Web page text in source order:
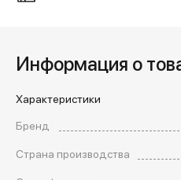
ПОКУПАТЕЛЯМ
ОПЛАТА И ДОСТАВКА
Информация о
Характеристики
Бренд
Страна производства